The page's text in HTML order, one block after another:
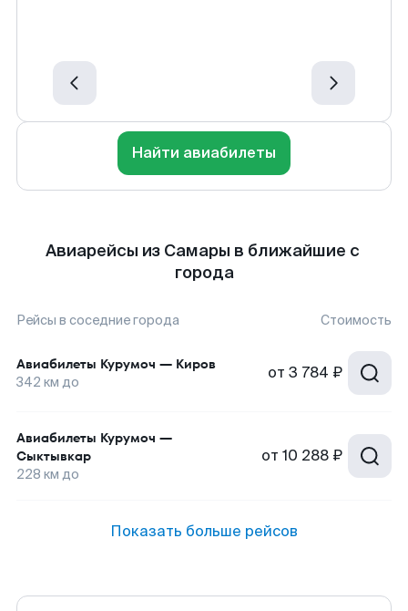
Найти авиабилеты
Авиарейсы из Самары в ближайшие с
города
Рейсы в соседние города Стоимость
Авиабилеты Курумоч — Киров
342 км до от 3 784 ₽
Авиабилеты Курумоч —
Сыктывкар
228 км до
от 10 288 ₽
Показать больше рейсов